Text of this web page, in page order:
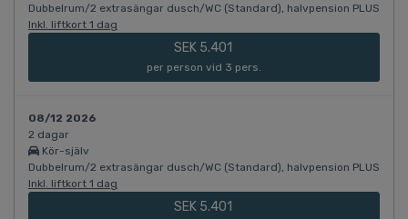
Dubbelrum/2 extrasängar dusch/WC (Standard), halvpension PLUS
Inkl. liftkort 1 dag
SEK 5.401
per person vid 3 pers.
08/12 2026
2 dagar
Kör-själv
Dubbelrum/2 extrasängar dusch/WC (Standard), halvpension PLUS
Inkl. liftkort 1 dag
SEK 5.401